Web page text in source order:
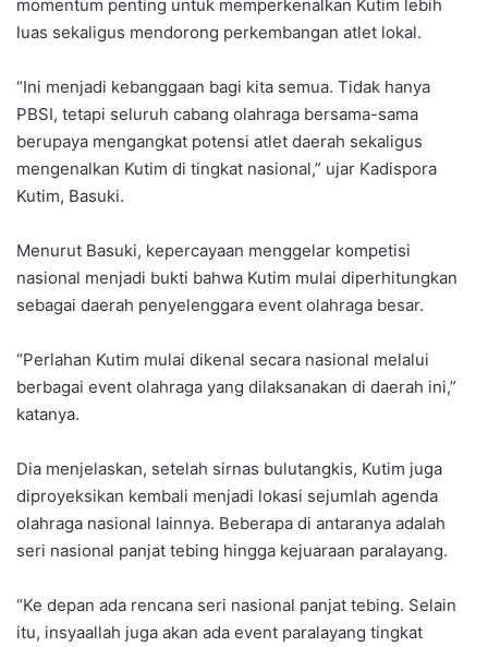
momentum penting untuk memperkenalkan Kutim lebih
luas sekaligus mendorong perkembangan atlet lokal.
“Ini menjadi kebanggaan bagi kita semua. Tidak hanya
PBSI, tetapi seluruh cabang olahraga bersama-sama
berupaya mengangkat potensi atlet daerah sekaligus
mengenalkan Kutim di tingkat nasional,” ujar Kadispora
Kutim, Basuki.
Menurut Basuki, kepercayaan menggelar kompetisi
nasional menjadi bukti bahwa Kutim mulai diperhitungkan
sebagai daerah penyelenggara event olahraga besar.
“Perlahan Kutim mulai dikenal secara nasional melalui
berbagai event olahraga yang dilaksanakan di daerah ini,”
katanya.
Dia menjelaskan, setelah sirnas bulutangkis, Kutim juga
diproyeksikan kembali menjadi lokasi sejumlah agenda
olahraga nasional lainnya. Beberapa di antaranya adalah
seri nasional panjat tebing hingga kejuaraan paralayang.
“Ke depan ada rencana seri nasional panjat tebing. Selain
itu, insyaallah juga akan ada event paralayang tingkat